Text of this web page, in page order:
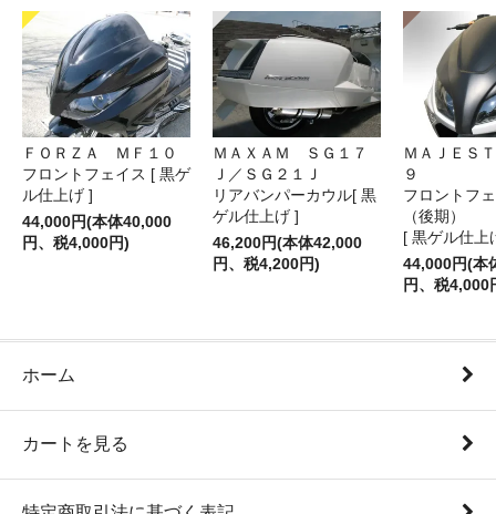
ＦＯＲＺＡ ＭＦ１０
フロントフェイス [ 黒ゲ
ル仕上げ ]
44,000円(本体40,000
円、税4,000円)
ＭＡＸＡＭ ＳＧ１７
Ｊ／ＳＧ２１Ｊ
リアバンパーカウル[ 黒
ゲル仕上げ ]
46,200円(本体42,000
円、税4,200円)
ＭＡＪＥＳ
９
フロントフ
（後期）
[ 黒ゲル仕上
44,000円(本
円、税4,000
ホーム
カートを見る